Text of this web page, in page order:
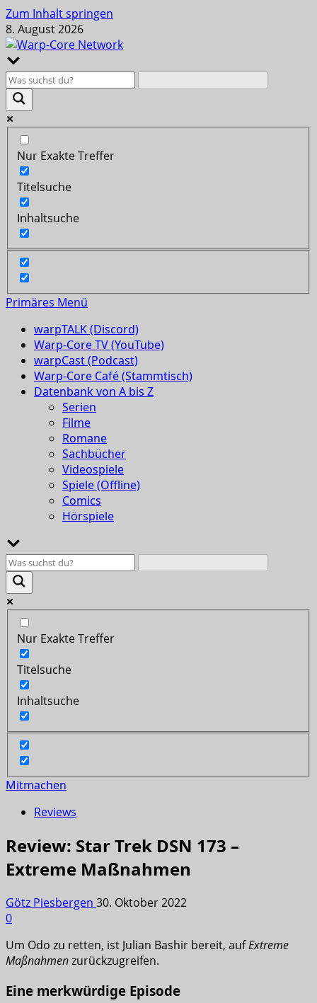
Zum Inhalt springen
8. August 2026
Nur Exakte Treffer
Titelsuche
Inhaltsuche
Primäres Menü
warpTALK (Discord)
Warp-Core TV (YouTube)
warpCast (Podcast)
Warp-Core Café (Stammtisch)
Datenbank von A bis Z
Serien
Filme
Romane
Sachbücher
Videospiele
Spiele (Offline)
Comics
Hörspiele
Nur Exakte Treffer
Titelsuche
Inhaltsuche
Mitmachen
Reviews
Review: Star Trek DSN 173 –
Extreme Maßnahmen
Götz Piesbergen 30. Oktober 2022
0
Um Odo zu retten, ist Julian Bashir bereit, aufExtreme
Maßnahmenzurückzugreifen.
Eine merkwürdige Episode